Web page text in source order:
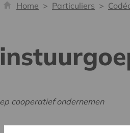
Home Particuliers